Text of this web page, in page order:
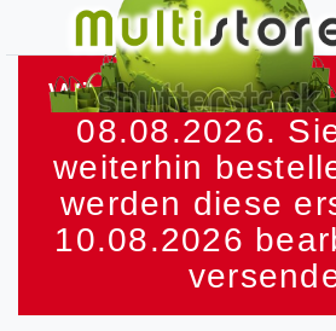
Wir machen
08.08.2026.
weiterhin
werden diese
10.08.2026